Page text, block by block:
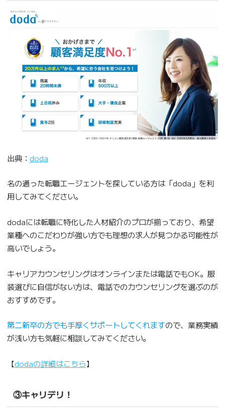
出典： doda
名の通った転職エージェントを探している方は「doda」を利
用してみてください。
dodaには転職に特化した人材紹介のプロが揃っており、希望
業種へのこだわりが強い方でも理想の求人が見つかる可能性が
高いでしょう。
キャリアカウンセリングはオンラインまたは電話でもOK。服
装選びに自信がない方は、電話でのカウンセリングを選ぶのが
おすすめです。
第二新卒の方でも手厚くサポートしてくれますので、業務実績
が浅い方も気軽に相談してみてください。
【dodaの詳細はこちら】
③キャリデリ！